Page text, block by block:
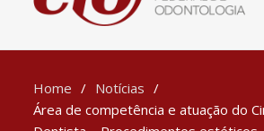
Home
Notícias
Área de competência e atuação do